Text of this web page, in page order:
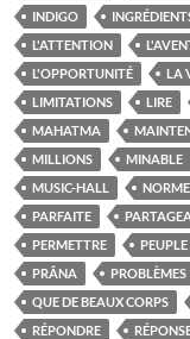
INDIGO
L'ATTENTION
L'OPPORTUNITÉ
LA
LIMITATIONS
LIRE
MAHATMA
MILLIONS
MINABLE
MUSIC-HALL
PARFAITE
PERMETTRE
PEUPLE
PRÂNA
PROBLÈMES
QUE DE BEAUX CORPS
RÉPONDRE